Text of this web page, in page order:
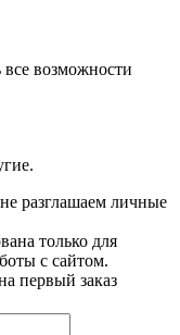
все возможности
не разглашаем личные
только для
с сайтом.
первый заказ